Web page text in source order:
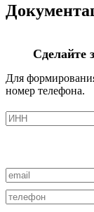
Сделайте
Для
номер телефона.